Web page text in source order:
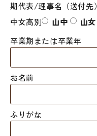
期代表/理事名（送付先）
中女高別 山中 山女
卒業期または卒業年
お名前
ふりがな